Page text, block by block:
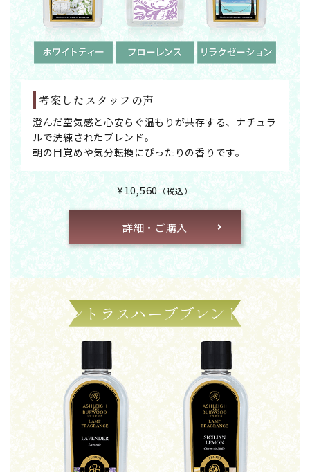
考案したスタッフの声
澄んだ空気感と心安らぐ温もりが共存する、ナチュラ
ルで洗練されたブレンド。
朝の目覚めや気分転換にぴったりの香りです。
¥10,560 （税込）
詳細・ご購入
シトラスハーブブレンド